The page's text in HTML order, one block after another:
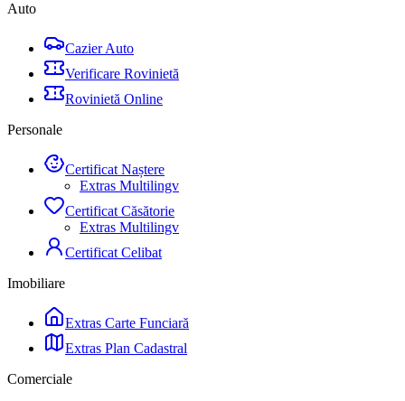
Auto
Cazier Auto
Verificare Rovinietă
Rovinietă Online
Personale
Certificat Naștere
Extras Multilingv
Certificat Căsătorie
Extras Multilingv
Certificat Celibat
Imobiliare
Extras Carte Funciară
Extras Plan Cadastral
Comerciale